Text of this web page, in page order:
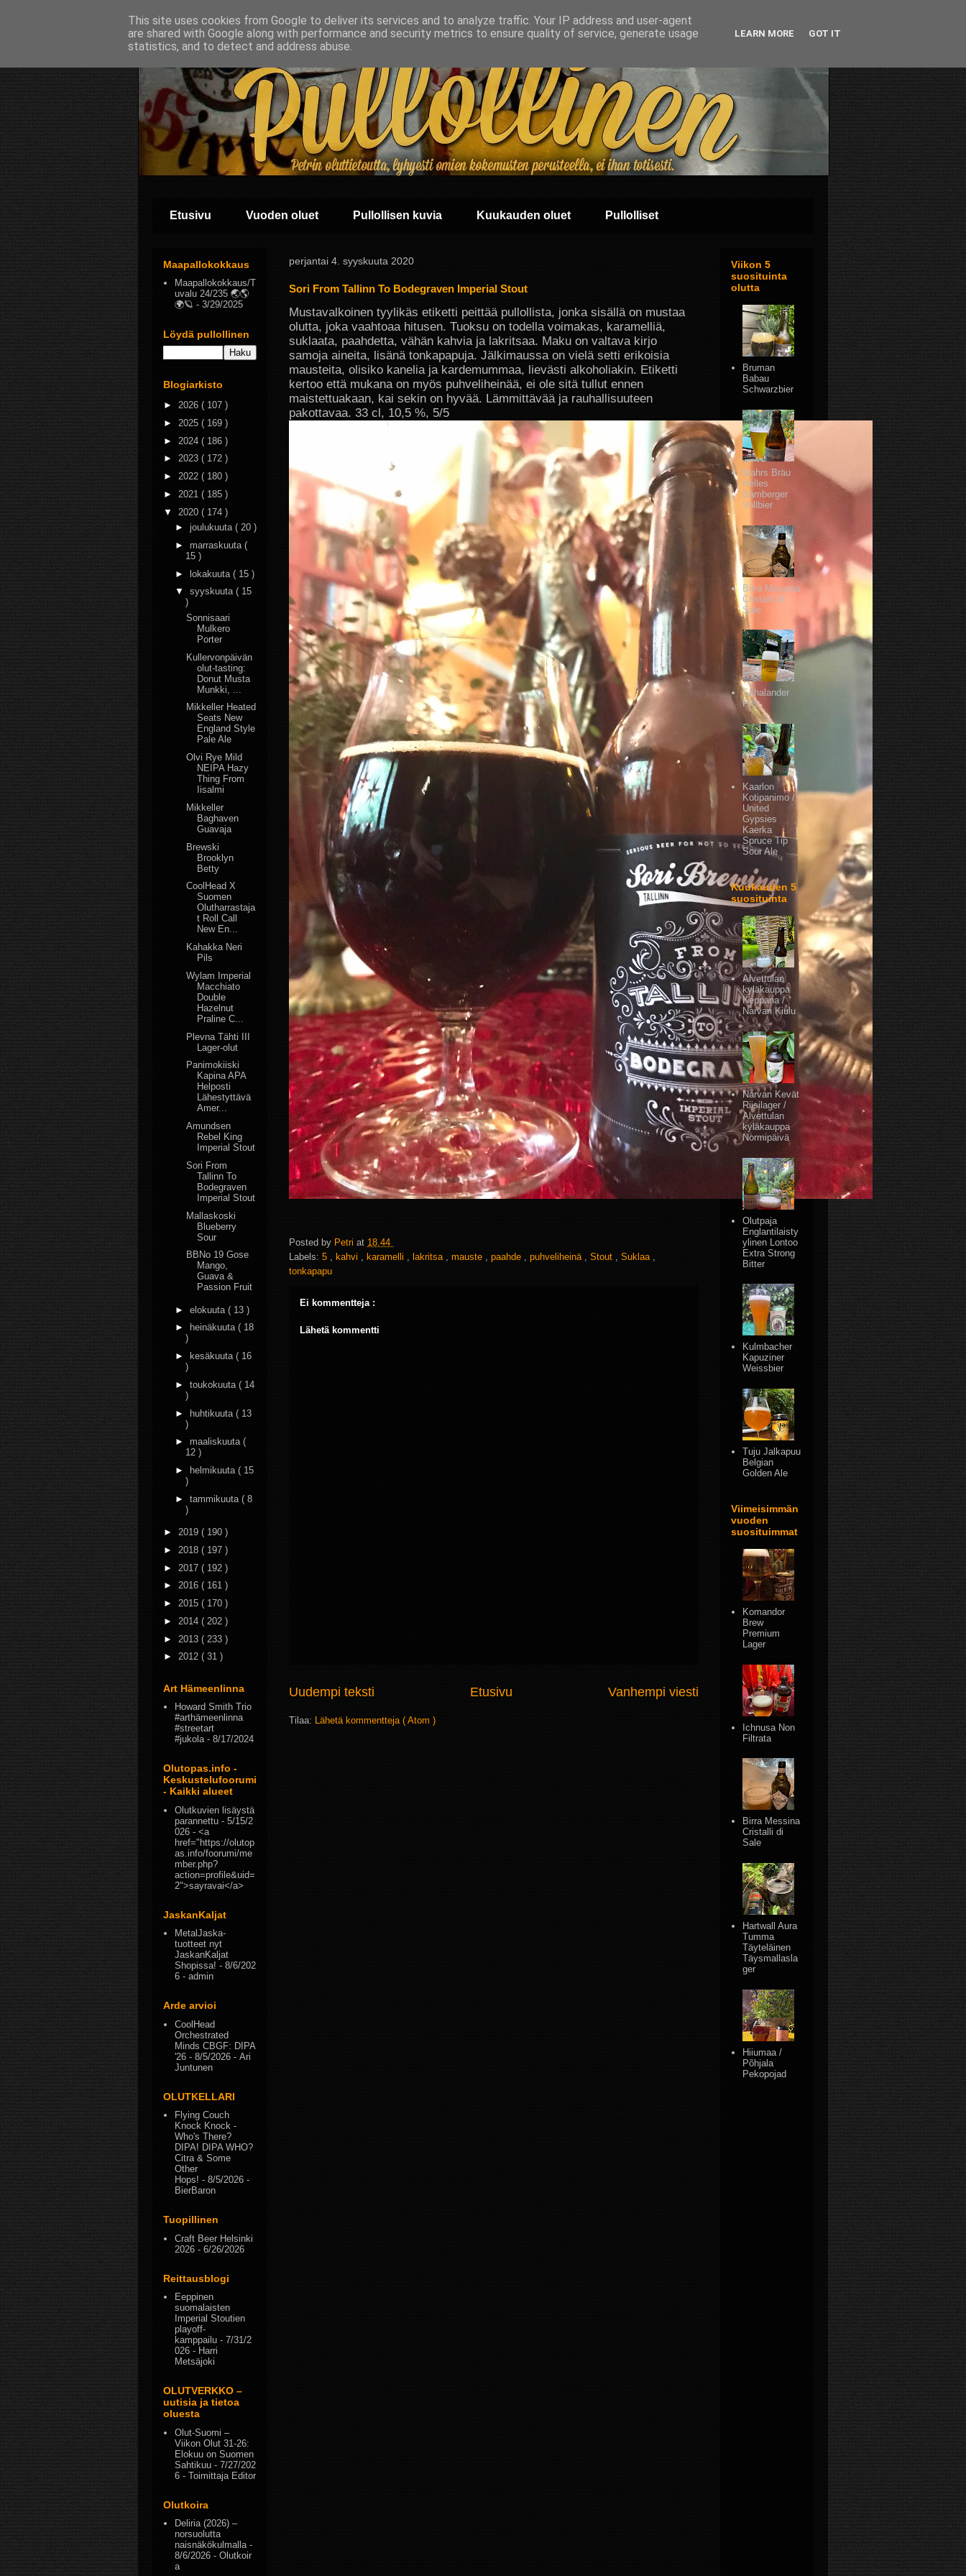
Etusivu Vuoden oluet Pullollisen kuvia Kuukauden oluet Pullolliset
perjantai 4. syyskuuta 2020
Sori From Tallinn To Bodegraven Imperial Stout
Mustavalkoinen tyylikäs etiketti peittää pullollista, jonka sisällä on mustaa
olutta, joka vaahtoaa hitusen. Tuoksu on todella voimakas, karamelliä,
suklaata, paahdetta, vähän kahvia ja lakritsaa. Maku on valtava kirjo
samoja aineita, lisänä tonkapapuja. Jälkimaussa on vielä setti erikoisia
mausteita, olisiko kanelia ja kardemummaa, lievästi alkoholiakin. Etiketti
kertoo että mukana on myös puhveliheinää, ei ole sitä tullut ennen
maistettuakaan, kai sekin on hyvää. Lämmittävää ja rauhallisuuteen
pakottavaa. 33 cl, 10,5 %, 5/5
Posted by Petri at 18.44
Labels: 5 , kahvi , karamelli , lakritsa , mauste , paahde , puhveliheinä , Stout , Suklaa ,
tonkapapu
Ei kommentteja :
Lähetä kommentti
Uudempi teksti Vanhempi viesti
Etusivu
Tilaa: Lähetä kommentteja ( Atom )
Maapallokokkaus
Maapallokokkaus/T
uvalu 24/235 🌏🌎
🌍🪐 - 3/29/2025
Löydä pullollinen
Blogiarkisto
► 2026 ( 107 )
► 2025 ( 169 )
► 2024 ( 186 )
► 2023 ( 172 )
► 2022 ( 180 )
► 2021 ( 185 )
▼ 2020 ( 174 )
► joulukuuta ( 20 )
► marraskuuta (
15 )
► lokakuuta ( 15 )
▼ syyskuuta ( 15
)
Sonnisaari
Mulkero
Porter
Kullervonpäivän
olut-tasting:
Donut Musta
Munkki, ...
Mikkeller Heated
Seats New
England Style
Pale Ale
Olvi Rye Mild
NEIPA Hazy
Thing From
Iisalmi
Mikkeller
Baghaven
Guavaja
Brewski
Brooklyn
Betty
CoolHead X
Suomen
Olutharrastaja
t Roll Call
New En...
Kahakka Neri
Pils
Wylam Imperial
Macchiato
Double
Hazelnut
Praline C...
Plevna Tähti III
Lager-olut
Panimokiiski
Kapina APA
Helposti
Lähestyttävä
Amer...
Amundsen
Rebel King
Imperial Stout
Sori From
Tallinn To
Bodegraven
Imperial Stout
Mallaskoski
Blueberry
Sour
BBNo 19 Gose
Mango,
Guava &
Passion Fruit
► elokuuta ( 13 )
►
heinäkuuta ( 18
)
►
kesäkuuta ( 16
)
► toukokuuta ( 14
)
► huhtikuuta ( 13
)
► maaliskuuta (
12 )
►
helmikuuta ( 15
)
► tammikuuta ( 8
)
► 2019 ( 190 )
► 2018 ( 197 )
► 2017 ( 192 )
► 2016 ( 161 )
► 2015 ( 170 )
► 2014 ( 202 )
► 2013 ( 233 )
► 2012 ( 31 )
Art Hämeenlinna
Howard Smith Trio
#arthämeenlinna
#streetart
#jukola- 8/17/2024
Olutopas.info -
Keskustelufoorumi
- Kaikki alueet
Olutkuvien lisäystä
parannettu - 5/15/2
026 - <a
href="https://olutop
as.info/foorumi/me
mber.php?
action=profile&uid=
2">sayravai</a>
JaskanKaljat
MetalJaska-
tuotteet nyt
JaskanKaljat
Shopissa! - 8/6/202
6 - admin
Arde arvioi
CoolHead
Orchestrated
Minds CBGF: DIPA
'26 - 8/5/2026 - Ari
Juntunen
OLUTKELLARI
Flying Couch
Knock Knock -
Who's There?
DIPA! DIPA WHO?
Citra & Some
Other
Hops! - 8/5/2026 -
BierBaron
Tuopillinen
Craft Beer Helsinki
2026 - 6/26/2026
Reittausblogi
Eeppinen
suomalaisten
Imperial Stoutien
playoff-
kamppailu - 7/31/2
026 - Harri
Metsäjoki
OLUTVERKKO –
uutisia ja tietoa
oluesta
Olut-Suomi –
Viikon Olut 31-26:
Elokuu on Suomen
Sahtikuu - 7/27/202
6 - Toimittaja Editor
Olutkoira
Deliria (2026) –
norsuolutta
naisnäkökulmalla-
8/6/2026 - Olutkoir
a
Viikon 5
suosituinta
olutta
Bruman
Babau
Schwarzbier
Mahrs Bräu
Helles
Bamberger
Vollbier
Birra Messina
Cristalli di
Sale
Schalander
Pils
Kaarlon
Kotipanimo /
United
Gypsies
Kaerka
Spruce Tip
Sour Ale
Kuukauden 5
suosituinta
Alvettulan
kyläkauppa
Keppana /
Narvan Kiulu
Narvan Kevät
Riisilager /
Alvettulan
kyläkauppa
Normipäivä
Olutpaja
Englantilaisty
ylinen Lontoo
Extra Strong
Bitter
Kulmbacher
Kapuziner
Weissbier
Tuju Jalkapuu
Belgian
Golden Ale
Viimeisimmän
vuoden
suosituimmat
Komandor
Brew
Premium
Lager
Ichnusa Non
Filtrata
Birra Messina
Cristalli di
Sale
Hartwall Aura
Tumma
Täyteläinen
Täysmallasla
ger
Hiiumaa /
Põhjala
Pekopojad
This site uses cookies from Google to deliver its services and to analyze traffic. Your IP address and user-agent
are shared with Google along with performance and security metrics to ensure quality of service, generate usage
statistics, and to detect and address abuse.
LEARN MORE GOT IT